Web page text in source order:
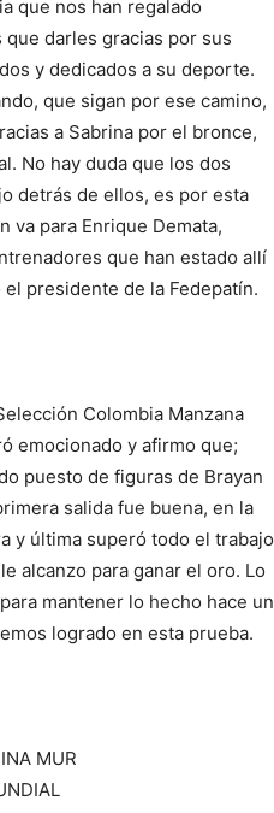
que nos han regalado
darles gracias por sus
y dedicados a su deporte.
que sigan por ese camino,
a Sabrina por el bronce,
No hay duda que los dos
detrás de ellos, es por esta
va para Enrique Demata,
que han estado allí
presidente de la Fedepatín.
Colombia Manzana
emocionado y afirmo que;
puesto de figuras de Brayan
salida fue buena, en la
y última superó todo el trabajo
alcanzo para ganar el oro. Lo
mantener lo hecho hace un
logrado en esta prueba.